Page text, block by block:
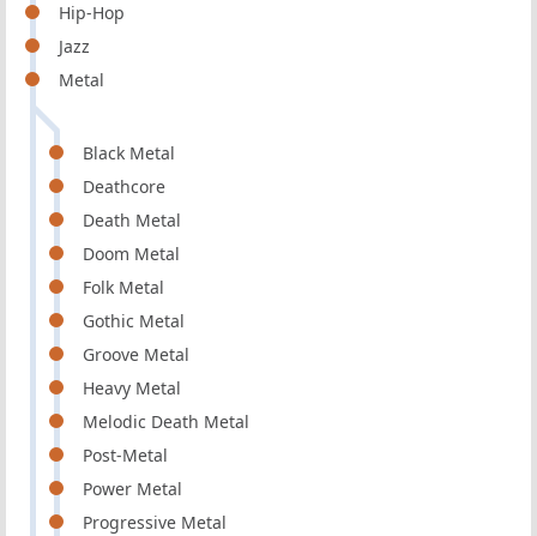
Hip-Hop
Jazz
Metal
Black Metal
Deathcore
Death Metal
Doom Metal
Folk Metal
Gothic Metal
Groove Metal
Heavy Metal
Melodic Death Metal
Post-Metal
Power Metal
Progressive Metal